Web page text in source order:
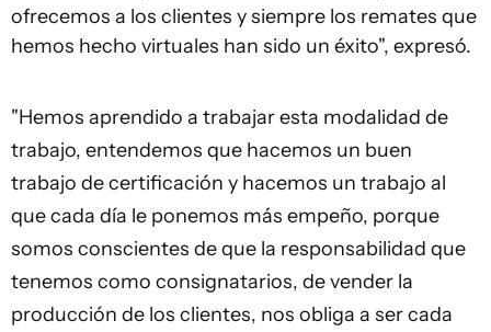
ofrecemos a los clientes y siempre los remates que
hemos hecho virtuales han sido un éxito", expresó.
"Hemos aprendido a trabajar esta modalidad de
trabajo, entendemos que hacemos un buen
trabajo de certificación y hacemos un trabajo al
que cada día le ponemos más empeño, porque
somos conscientes de que la responsabilidad que
tenemos como consignatarios, de vender la
producción de los clientes, nos obliga a ser cada